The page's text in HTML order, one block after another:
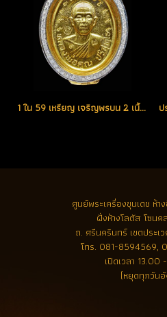
1 ใน 59 เหรียญ เจริญพรบน 2 เนื้อทองคำ 9 รอบ ไม่ตัดปีก หมายเลข 9 สวยแชมป์ สร้างน้อย หายาก (โทรถาม)
ศูนย์พระเครื่องขุนเดช ห้า
ฝั่งห้างโลตัส โซน
ถ. ศรีนครินทร์ เขตประเ
โทร. 081-8594569,
เปิดเวลา 13.00
(หยุดทุกวันอั